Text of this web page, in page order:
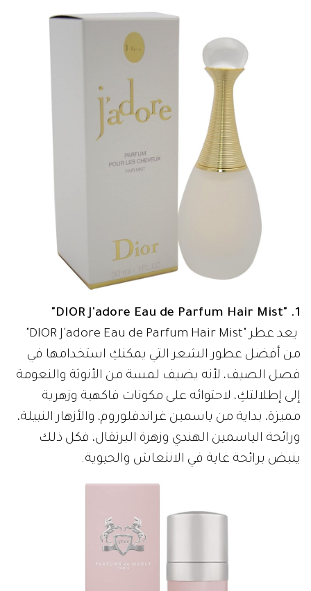
1. "DIOR J'adore Eau de Parfum Hair Mist"
يعد عطر "DIOR J'adore Eau de Parfum Hair Mist"
من أفضل عطور الشعر التي يمكنكِ استخدامها في
فصل الصيف، لأنه يضيف لمسة من الأنوثة والنعومة
إلى إطلالتكِ، لاحتوائه على مكونات فاكهية وزهرية
مميزة، بداية من ياسمين غراندفلوروم، والأزهار النبيلة،
ورائحة الياسمين الهندي وزهرة البرتقال، فكل ذلك
ينبض برائحة غاية في الانتعاش والحيوية.